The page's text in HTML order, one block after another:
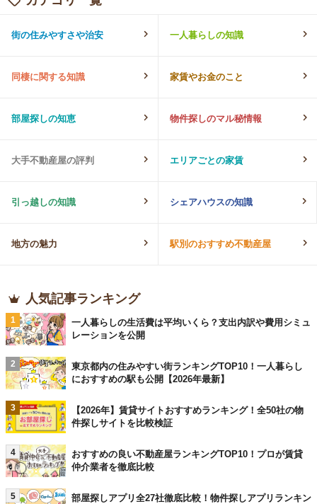
街の住みやすさや治安 一人暮らしの知識
同棲に関する知識 家賃やお金のこと
部屋探しの知恵 物件探しのマル秘情報
大手不動産屋の評判 エリアごとの家賃
引っ越しの知識 シェアハウスの知識
地方の魅力 駅別のおすすめ不動産屋
人気記事ランキング
1
一人暮らしの生活費は平均いくら？支出内訳や費用シミュ
レーションを公開
2
東京都内の住みやすい街ランキングTOP10！一人暮らし
におすすめの駅も公開【2026年最新】
3
【2026年】賃貸サイトおすすめランキング！全50社の物
件探しサイトを比較検証
4
おすすめの良い不動産屋ランキングTOP10！プロが賃貸
仲介業者を徹底比較
5
部屋探しアプリ全27社徹底比較！物件探しアプリランキン